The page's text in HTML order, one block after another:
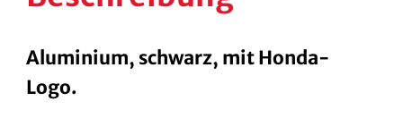
Aluminium, schwarz, mit Honda-
Logo.